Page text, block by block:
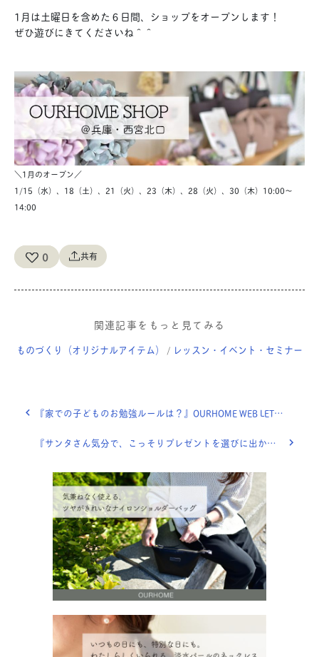
1月は土曜日を含めた６日間、ショップをオープンします！
ぜひ遊びにきてくださいね＾＾
＼1月のオープン／
1/15（水）、18（土）、21（火）、23（木）、28（火）、30（木）10:00〜
14:00
0 共有
関連記事をもっと見てみる
ものづくり（オリジナルアイテム） / レッスン・イベント・セミナー
『家での子どものお勉強ルールは？』OURHOME WEB LETTER
『サンタさん気分で、こっそりプレゼントを選びに出かけたら。』OURHOME WEB LETTER